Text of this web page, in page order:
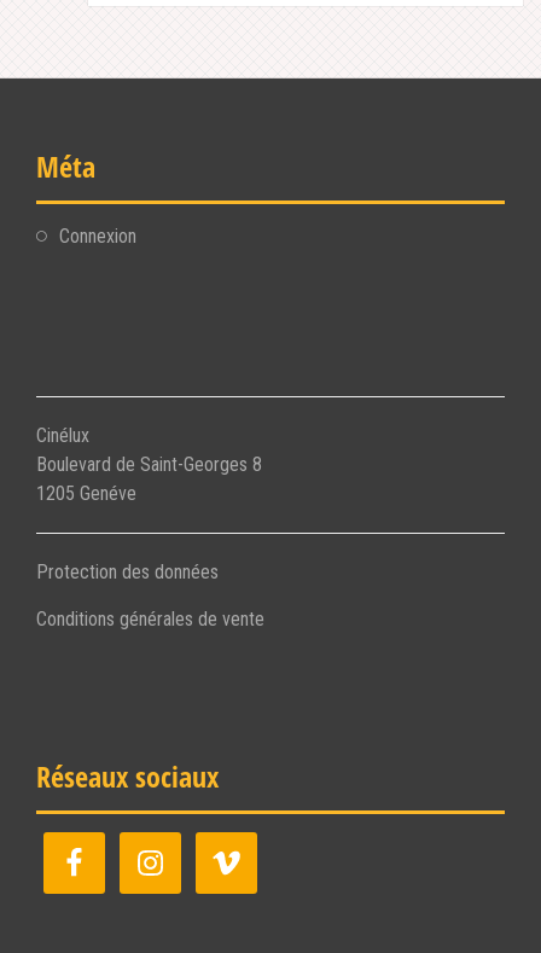
Méta
Connexion
Cinélux
Boulevard de Saint-Georges 8
1205 Genéve
Protection des données
Conditions générales de vente
Réseaux sociaux